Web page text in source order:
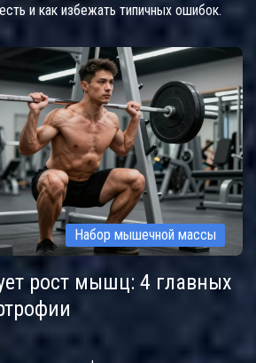
и как избежать типичных ошибок.
Набор мышечной массы
рост мышц: 4 главных